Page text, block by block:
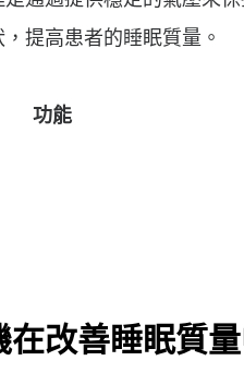
提高患者的睡眠質量。
功能
在改善睡眠質